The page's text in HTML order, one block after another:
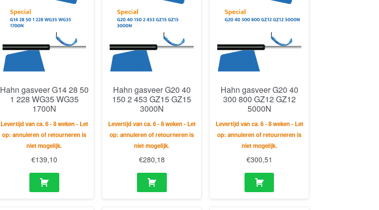
Hahn gasveer G14 28 50
1 228 WG35 WG35
1700N
Levertijd van ca. 6 - 8 weken - Let
op: annuleren of retourneren is
niet mogelijk.
€139,10
Hahn gasveer G20 40
150 2 453 GZ15 GZ15
3000N
Levertijd van ca. 6 - 8 weken - Let
op: annuleren of retourneren is
niet mogelijk.
€280,18
Hahn gasveer G20 40
300 800 GZ12 GZ12
5000N
Levertijd van ca. 6 - 8 weken - Let
op: annuleren of retourneren is
niet mogelijk.
€300,51